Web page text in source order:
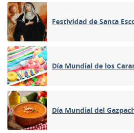
Festividad de Santa
Día Mundial de los
Día Mundial del